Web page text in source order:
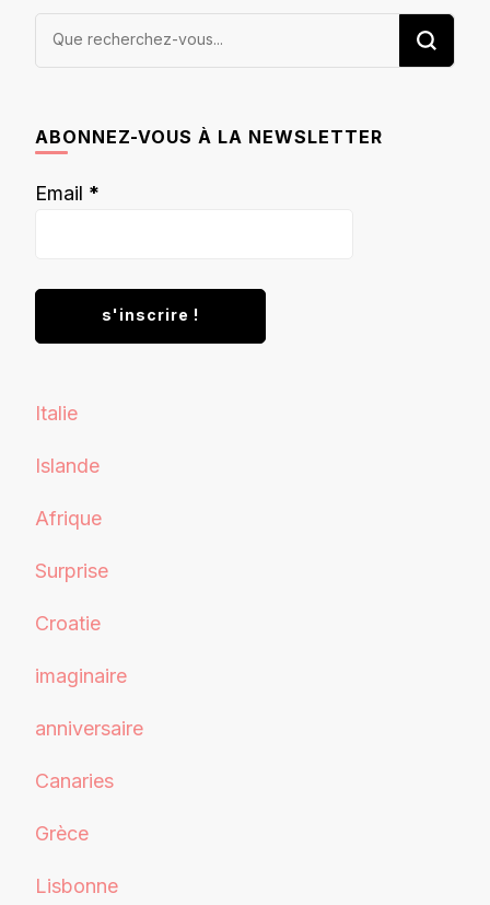
Vous
ABONNEZ-VOUS À LA NEWSLETTER
Email *
Italie
Islande
Afrique
Surprise
Croatie
imaginaire
anniversaire
Canaries
Grèce
Lisbonne